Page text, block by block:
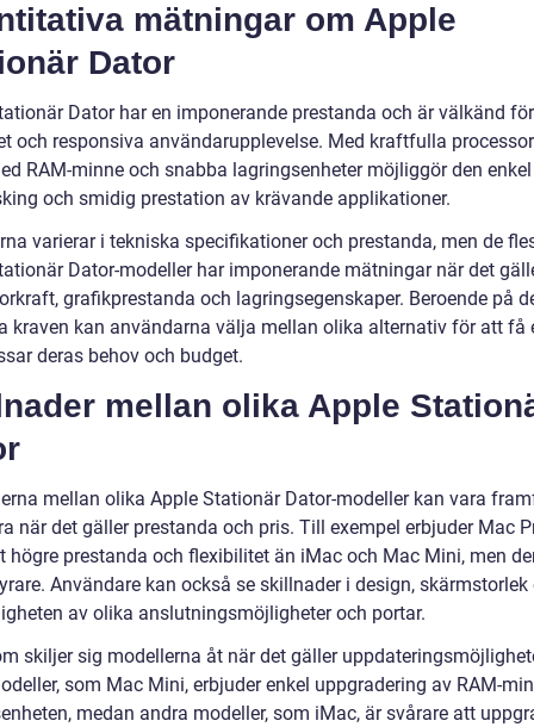
mätningar om Apple
Dator
Dator har en imponerande prestanda och är välkänd
och responsiva användarupplevelse. Med kraftfulla
RAM-minne och snabba lagringsenheter möjliggör den enkel
och smidig prestation av krävande applikationer.
varierar i tekniska specifikationer och prestanda, men de
Dator-modeller har imponerande mätningar när det
grafikprestanda och lagringsegenskaper. Beroende på
kraven kan användarna välja mellan olika alternativ för att få
deras behov och budget.
mellan olika Apple
mellan olika Apple Stationär Dator-modeller kan vara
när det gäller prestanda och pris. Till exempel erbjuder Mac
högre prestanda och flexibilitet än iMac och Mac Mini, men
Användare kan också se skillnader i design, skärmstorlek
av olika anslutningsmöjligheter och portar.
skiljer sig modellerna åt när det gäller
som Mac Mini, erbjuder enkel uppgradering av RAM-
medan andra modeller, som iMac, är svårare att